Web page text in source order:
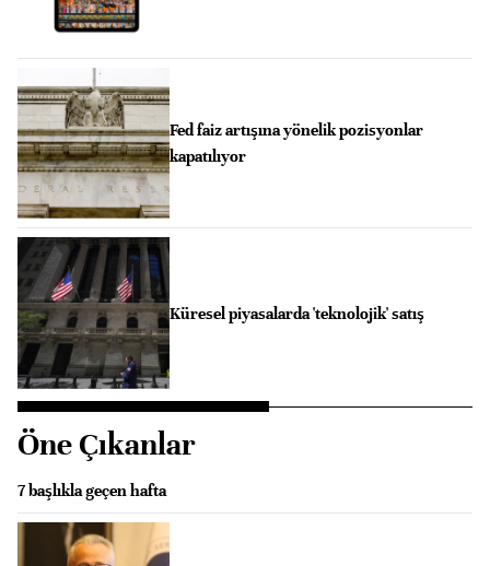
Fed faiz artışına yönelik pozisyonlar
kapatılıyor
Küresel piyasalarda 'teknolojik' satış
Öne Çıkanlar
7 başlıkla geçen hafta